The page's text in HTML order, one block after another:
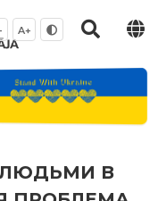
A+
ЛЮДЬМИ В